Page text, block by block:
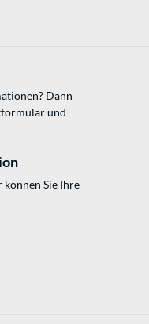
Dann
und
Sie Ihre